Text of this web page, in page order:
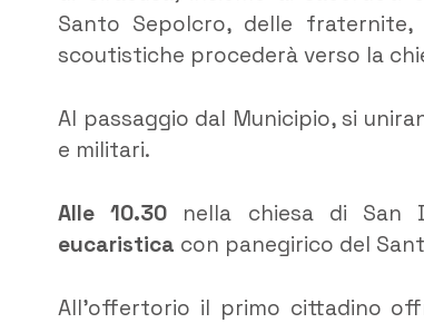
Santo Sepolcro, delle
scoutistiche procederà verso la
Al passaggio dal Municipio, si
e militari.
Alle 10.30 nella chiesa di San
eucaristica con panegirico del
All’offertorio il primo cittadino